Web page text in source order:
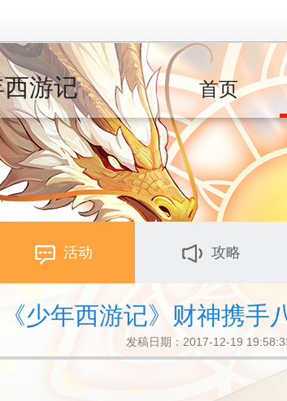
西游记 首页
活动 攻略
《少年西游记》财神携手
发稿日期：2017-12-19